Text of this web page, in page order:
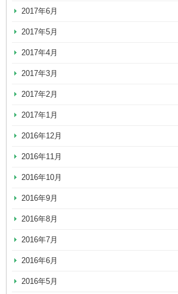
2017年6月
2017年5月
2017年4月
2017年3月
2017年2月
2017年1月
2016年12月
2016年11月
2016年10月
2016年9月
2016年8月
2016年7月
2016年6月
2016年5月